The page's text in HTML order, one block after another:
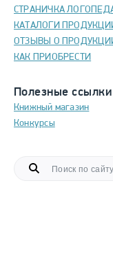
СТРАНИЧКА
КАТАЛОГИ
ОТЗЫВЫ О
КАК ПРИОБРЕСТИ
Полезные ссылки
Книжный магазин
Конкурсы